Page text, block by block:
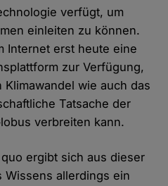
verfügt, um
einleiten zu können.
Internet erst heute eine
zur Verfügung,
wie auch das
Tatsache der
verbreiten kann.
ergibt sich aus dieser
Wissens allerdings ein